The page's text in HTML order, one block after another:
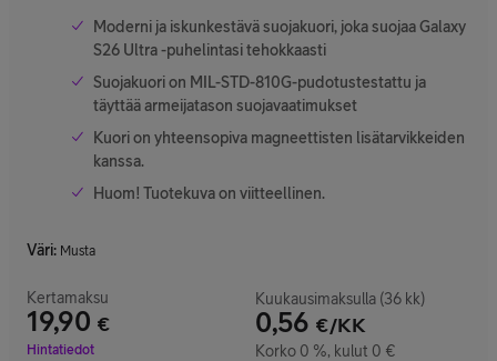
Moderni ja iskunkestävä suojakuori, joka suojaa Galaxy
S26 Ultra -puhelintasi tehokkaasti
Suojakuori on MIL-STD-810G-pudotustestattu ja
täyttää armeijatason suojavaatimukset
Kuori on yhteensopiva magneettisten lisätarvikkeiden
kanssa.
Huom! Tuotekuva on viitteellinen.
Väri: Musta
Kertamaksu
19,90 €
Hinta 19,90 €
Hintatiedot
Kuukausimaksulla (36 kk)
0,56 €/KK
Korko 0 %, kulut 0 €